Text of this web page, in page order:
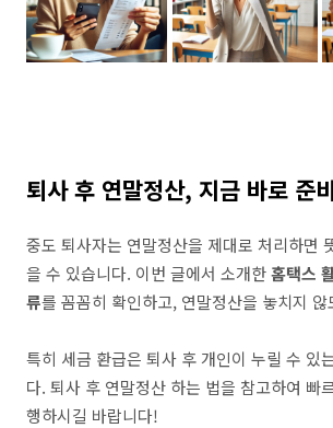
퇴사 후 연말정산, 지금 바로 준
중도 퇴사자는 연말정산을 제대로 처리하면
을 수 있습니다. 이번 글에서 소개한홈택스
류를 꼼꼼히 확인하고, 연말정산을 놓치지
특히 세금 환급은 퇴사 후 개인이 누릴 수 있
다. 퇴사 후 연말정산 하는 법을 참고하여 빠
행하시길 바랍니다!